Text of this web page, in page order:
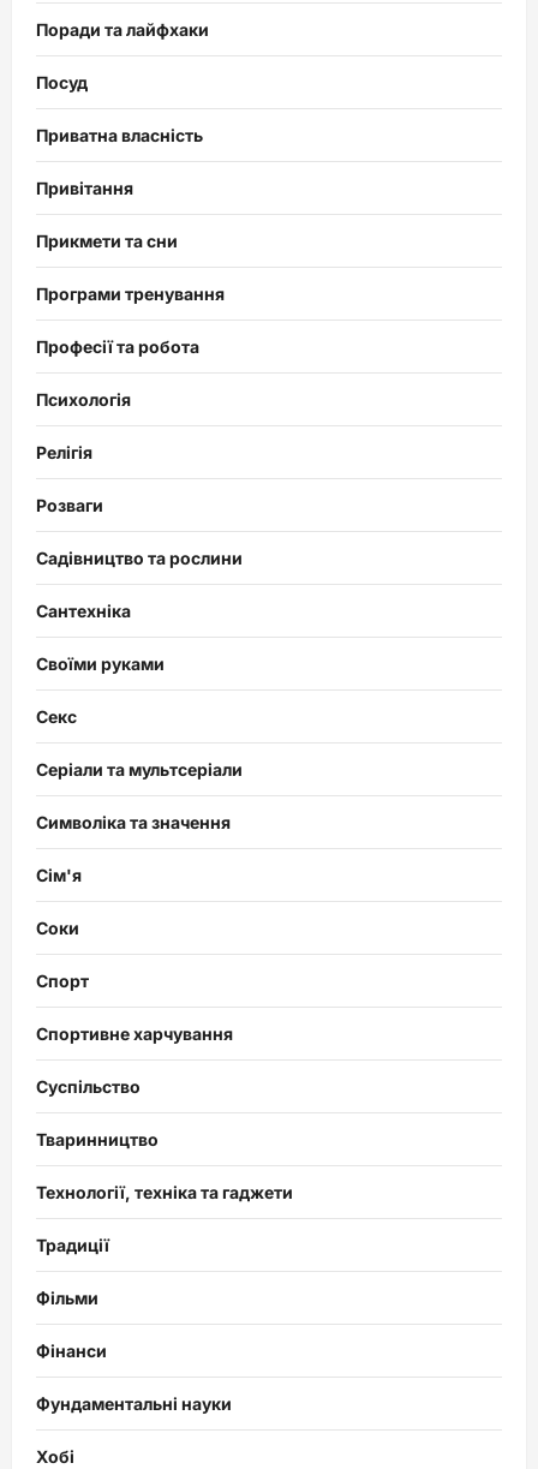
Поради та лайфхаки
Посуд
Приватна власність
Привітання
Прикмети та сни
Програми тренування
Професії та робота
Психологія
Релігія
Розваги
Садівництво та рослини
Сантехніка
Своїми руками
Секс
Серіали та мультсеріали
Символіка та значення
Сім'я
Соки
Спорт
Спортивне харчування
Суспільство
Тваринництво
Технології, техніка та гаджети
Традиції
Фільми
Фінанси
Фундаментальні науки
Хобі